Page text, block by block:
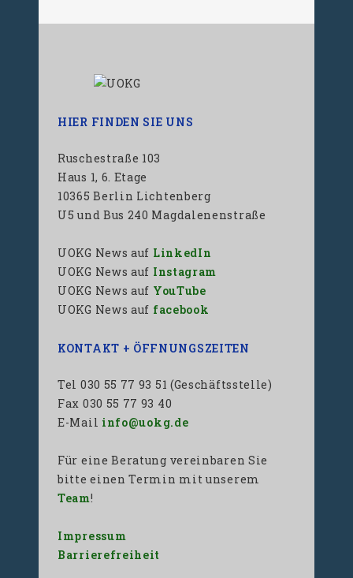
HIER FINDEN SIE UNS
Ruschestraße 103
Haus 1, 6. Etage
10365 Berlin Lichtenberg
U5 und Bus 240 Magdalenenstraße
UOKG News auf LinkedIn
UOKG News auf Instagram
UOKG News auf YouTube
UOKG News auf facebook
KONTAKT + ÖFFNUNGSZEITEN
Tel 030 55 77 93 51 (Geschäftsstelle)
Fax 030 55 77 93 40
E-Mail info@uokg.de
Für eine Beratung vereinbaren Sie
bitte einen Termin mit unserem
Team!
Impressum
Barrierefreiheit